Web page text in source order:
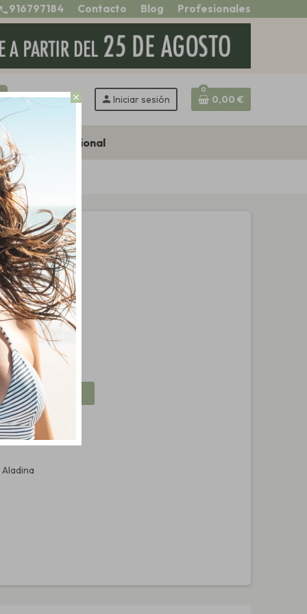
Profesionales
Blog
Contacto
call 916797184
person Iniciar sesión
0
0,00 €
Zona profesional
AL CARRITO
close